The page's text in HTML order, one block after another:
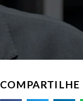
COMPARTILHE